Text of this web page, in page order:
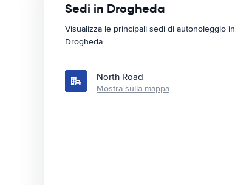
Sedi in Drogheda
Visualizza le principali sedi di autonoleggio in
Drogheda
North Road
Mostra sulla mappa